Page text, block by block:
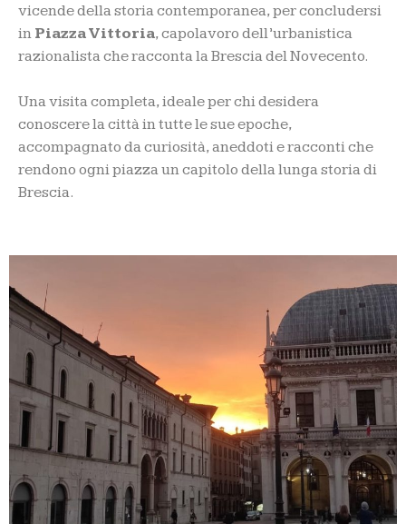
vicende della storia contemporanea, per concludersi
in Piazza Vittoria, capolavoro dell’urbanistica
razionalista che racconta la Brescia del Novecento.
Una visita completa, ideale per chi desidera
conoscere la città in tutte le sue epoche,
accompagnato da curiosità, aneddoti e racconti che
rendono ogni piazza un capitolo della lunga storia di
Brescia.